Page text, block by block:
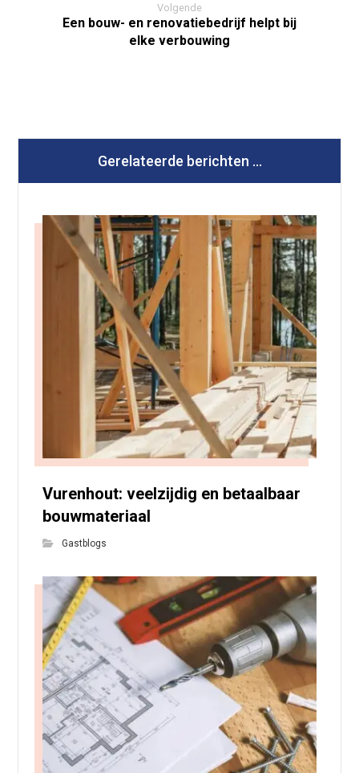
Volgende
Een bouw- en renovatiebedrijf helpt bij
elke verbouwing
Gerelateerde berichten ...
Vurenhout: veelzijdig en betaalbaar
bouwmateriaal
Gastblogs